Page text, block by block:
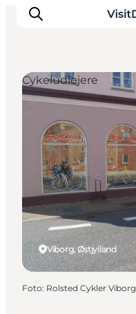
Inspiration
Destinationer
Oplevelser
Overnatning
Planlæg ferien
Viborg, Østjylland
Cykeludlejere
Foto: Rolsted Cykler Viborg